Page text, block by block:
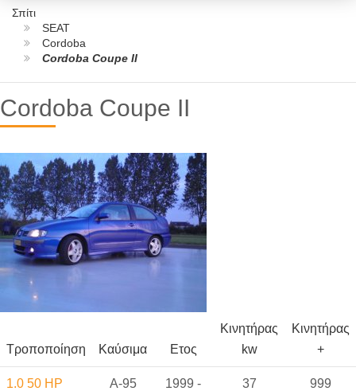
Σπίτι
SEAT
Cordoba
Cordoba Coupe II
Cordoba Coupe II
Τροποποίηση Καύσιμα Ετος
Κινητήρας
kw
Κινητήρας
+
1.0 50 HP A-95
1999 -
37 999